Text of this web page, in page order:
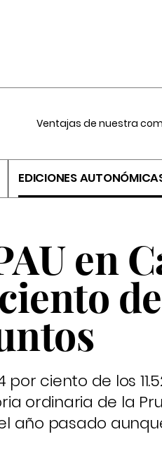
Ventajas de nuestra
EDICIONES
en
por ciento de los
ordinaria de la
año pasado